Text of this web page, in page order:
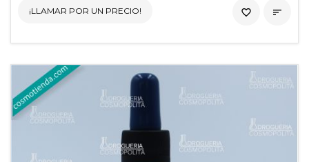
¡LLAMAR POR UN PRECIO! 
favorite_border